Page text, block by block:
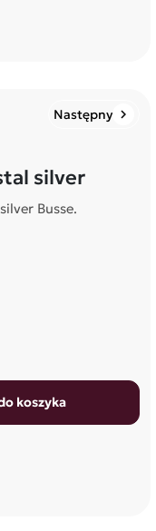
Następny chevron_right
silver
Busse.
koszyka